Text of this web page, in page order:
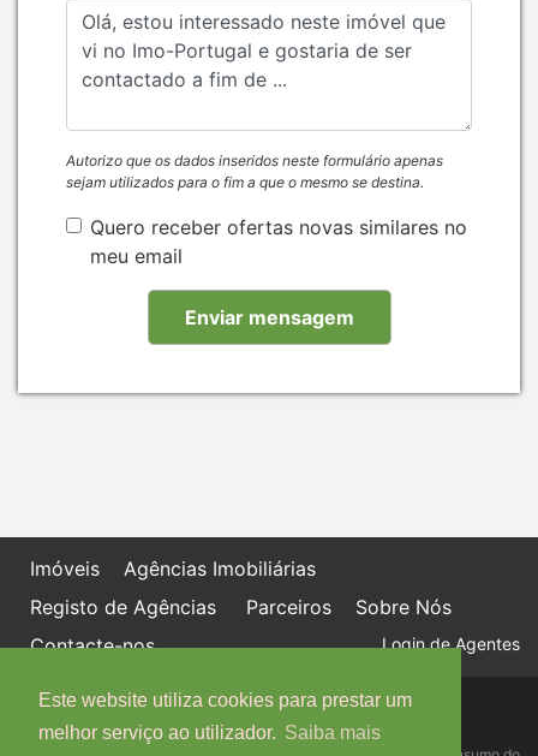
Este website utiliza cookies para prestar um
melhor serviço ao utilizador. Saiba mais
Autorizo que os dados inseridos neste formulário apenas
sejam utilizados para o fim a que o mesmo se destina.
Quero receber ofertas novas similares no
meu email
Imóveis
Agências Imobiliárias
Registo de Agências
Parceiros
Sobre Nós
Contacte-nos
Login de Agentes
Política de proteção de dados
Livro de Reclamações online